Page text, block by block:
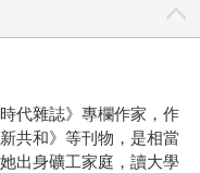
代雜誌》專欄作家，作
共和》等刊物，是相當
出身礦工家庭，讀大學